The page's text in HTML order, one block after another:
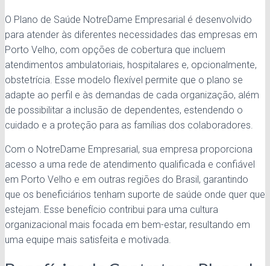
O Plano de Saúde NotreDame Empresarial é desenvolvido
para atender às diferentes necessidades das empresas em
Porto Velho, com opções de cobertura que incluem
atendimentos ambulatoriais, hospitalares e, opcionalmente,
obstetrícia. Esse modelo flexível permite que o plano se
adapte ao perfil e às demandas de cada organização, além
de possibilitar a inclusão de dependentes, estendendo o
cuidado e a proteção para as famílias dos colaboradores.
Com o NotreDame Empresarial, sua empresa proporciona
acesso a uma rede de atendimento qualificada e confiável
em Porto Velho e em outras regiões do Brasil, garantindo
que os beneficiários tenham suporte de saúde onde quer que
estejam. Esse benefício contribui para uma cultura
organizacional mais focada em bem-estar, resultando em
uma equipe mais satisfeita e motivada.